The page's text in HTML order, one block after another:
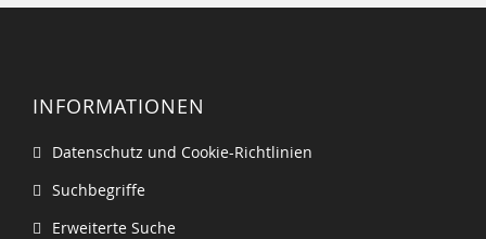
INFORMATIONEN
Datenschutz und Cookie-Richtlinien
Suchbegriffe
Erweiterte Suche